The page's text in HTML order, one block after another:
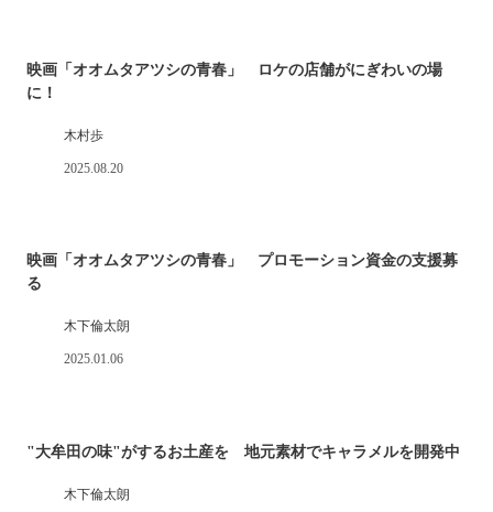
映画「オオムタアツシの青春」 ロケの店舗がにぎわいの場
に！
木村歩
2025.08.20
映画「オオムタアツシの青春」 プロモーション資金の支援募
る
木下倫太朗
2025.01.06
"大牟田の味"がするお土産を 地元素材でキャラメルを開発中
木下倫太朗